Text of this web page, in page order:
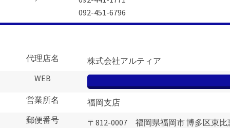
092-451-6796
代理店名
株式会社アルティア
WEB
営業所名
福岡支店
郵便番号
〒812-0007 福岡県福岡市 博多区東比